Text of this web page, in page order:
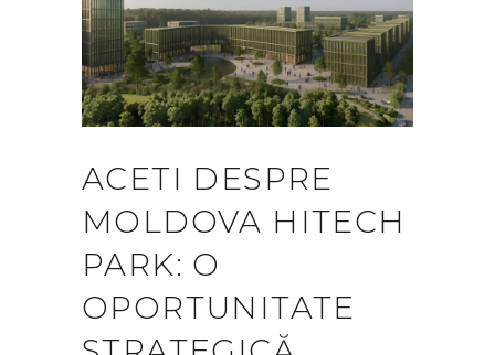
ACETI DESPRE
MOLDOVA HITECH
PARK: O
OPORTUNITATE